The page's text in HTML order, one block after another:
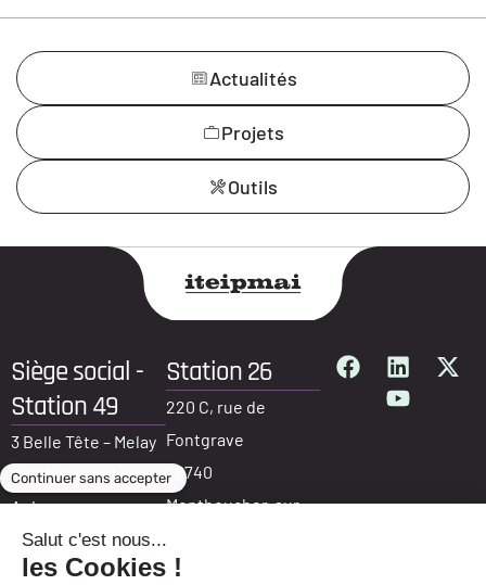
Actualités
Projets
Outils
Siège social -
Station 49
3 Belle Tête – Melay
49120 Chemillé-en-
Anjou
France
Station 26
220 C, rue de
Fontgrave
26740
Montboucher-sur-
France